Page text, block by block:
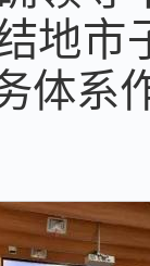
地市
体系